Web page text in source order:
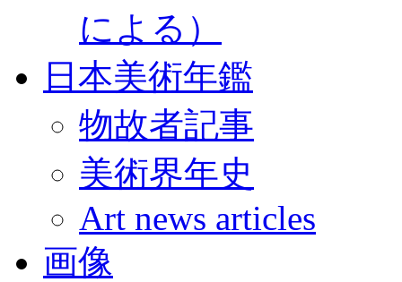
による）
日本美術年鑑
物故者記事
美術界年史
Art news articles
画像